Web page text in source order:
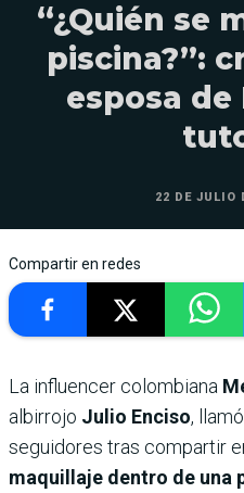
“¿Quién se
piscina?”:
esposa de
22 DE JULIO
Compartir en redes
La influencer colombiana
albirrojo Julio Enciso,
seguidores tras compartir
maquillaje dentro de una